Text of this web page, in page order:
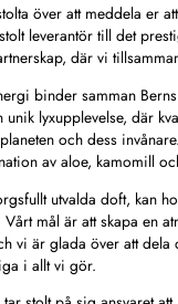
över att meddela er
leverantör till det
där vi
binder samman
unik lyxupplevelse, där
och dess
av aloe, kamomill
utvalda doft, kan
mål är att skapa en
vi är glada över att dela
i allt vi gör.